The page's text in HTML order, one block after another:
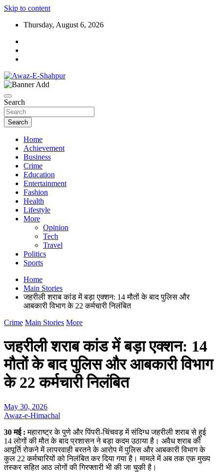
Skip to content
Thursday, August 6, 2026
Awaz-E-Shahpur
Search
Search
Home
Achievement
Business
Crime
Education
Entertainment
Fashion
Health
Lifestyle
More
Opinion
Tech
Travel
Politics
Sports
Home
Main Stories
जहरीली शराब कांड में बड़ा एक्शन: 14 मौतों के बाद पुलिस और
आबकारी विभाग के 22 कर्मचारी निलंबित
Crime Main Stories More
जहरीली शराब कांड में बड़ा एक्शन: 14
मौतों के बाद पुलिस और आबकारी विभाग
के 22 कर्मचारी निलंबित
May 30, 2026
Awaz-e-Himachal
30 मई :महाराष्ट्र के पुणे और पिंपरी-चिंचवड़ में संदिग्ध जहरीली शराब से हुई
14 लोगों की मौत के बाद प्रशासन ने बड़ा कदम उठाया है। अवैध शराब की
आपूर्ति रोकने में लापरवाही बरतने के आरोप में पुलिस और आबकारी विभाग के
कुल 22 कर्मचारियों को निलंबित कर दिया गया है। मामले में अब तक एक मुख्य
तस्कर सहित आठ लोगों की गिरफ्तारी भी की जा चुकी है।